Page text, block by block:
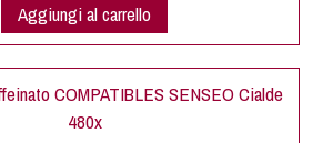
Aggiungi al carrello